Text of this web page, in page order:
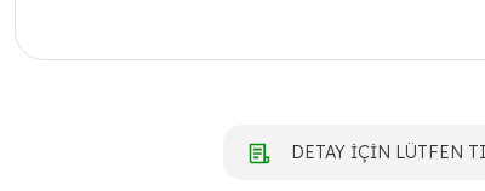
DETAY İÇİN LÜTFEN